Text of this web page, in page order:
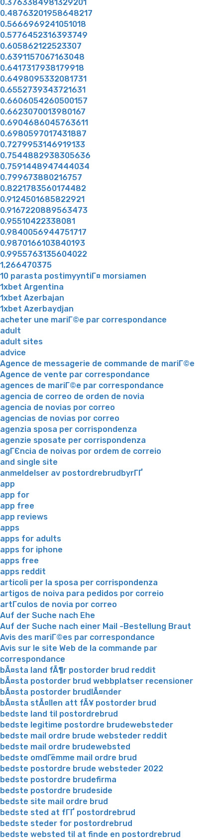
0.3763384981329201
0.48763201958648217
0.5666969241051018
0.5776452316393749
0.605862122523307
0.6391157067163048
0.6417317938179918
0.6498095332081731
0.6552739343721631
0.6606054260500157
0.6623070013980167
0.6904686045763611
0.6980597017431887
0.7279953146919133
0.7544882938305636
0.7591448947444034
0.799673880216757
0.8221783560174482
0.9124501685822921
0.9167220889563473
0.95510422338081
0.9840056944751717
0.9870166103840193
0.9955763135604022
1,266470375
10 parasta postimyyntiГ¤ morsiamen
1xbet Argentina
1xbet Azerbajan
1xbet Azerbaydjan
acheter une mariГ©e par correspondance
adult
adult sites
advice
Agence de messagerie de commande de mariГ©e
Agence de vente par correspondance
agences de mariГ©e par correspondance
agencia de correo de orden de novia
agencia de novias por correo
agencias de novias por correo
agenzia sposa per corrispondenza
agenzie sposate per corrispondenza
agГЄncia de noivas por ordem de correio
and single site
anmeldelser av postordrebrudbyrГҐ
app
app for
app free
app reviews
apps
apps for adults
apps for iphone
apps free
apps reddit
articoli per la sposa per corrispondenza
artigos de noiva para pedidos por correio
artГ­culos de novia por correo
Auf der Suche nach Ehe
Auf der Suche nach einer Mail -Bestellung Braut
Avis des mariГ©es par correspondance
Avis sur le site Web de la commande par
correspondance
bÃ¤sta land fÃ¶r postorder brud reddit
bÃ¤sta postorder brud webbplatser recensioner
bÃ¤sta postorder brudlÃ¤nder
bÃ¤sta stÃ¤llen att fÃ¥ postorder brud
bedste land til postordrebrud
bedste legitime postordre brudewebsteder
bedste mail ordre brude websteder reddit
bedste mail ordre brudewebsted
bedste omdГёmme mail ordre brud
bedste postordre brude websteder 2022
bedste postordre brudefirma
bedste postordre brudeside
bedste site mail ordre brud
bedste sted at fГҐ postordrebrud
bedste steder for postordrebrud
bedste websted til at finde en postordrebrud